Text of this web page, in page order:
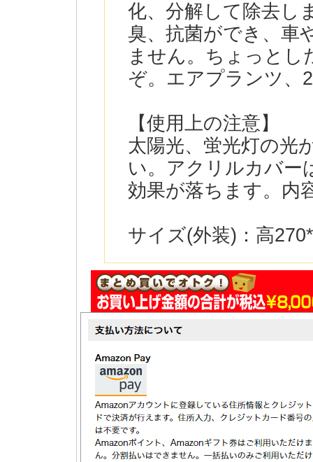
化、分解して除去し
臭、抗菌ができ、車
ません。ちょっと
ぞ。エアプランツ、
【使用上の注意】
太陽光、蛍光灯の光
い。アクリルカバー
効果が落ちます。内
サイズ(外装)：高